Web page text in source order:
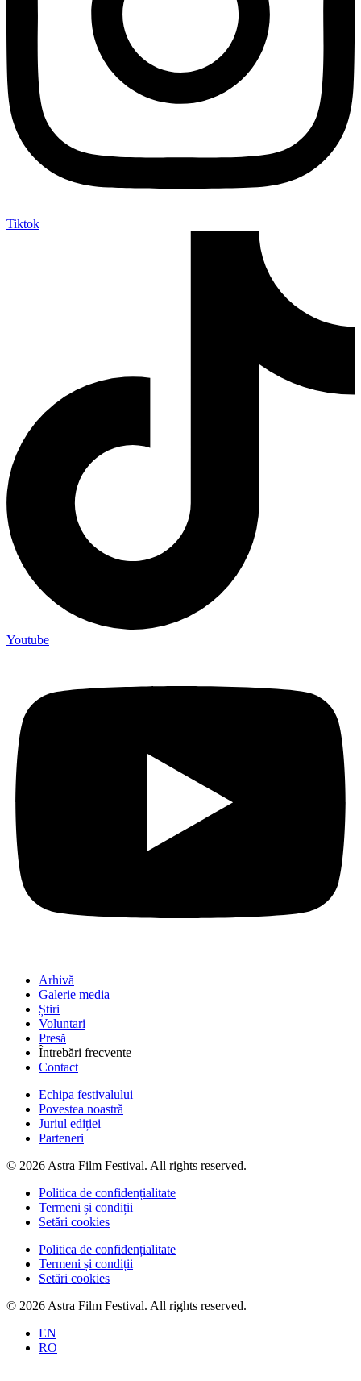
Tiktok
Youtube
Arhivă
Galerie media
Știri
Voluntari
Presă
Întrebări frecvente
Contact
Echipa festivalului
Povestea noastră
Juriul ediției
Parteneri
© 2026 Astra Film Festival. All rights reserved.
Politica de confidențialitate
Termeni și condiții
Setări cookies
Politica de confidențialitate
Termeni și condiții
Setări cookies
© 2026 Astra Film Festival. All rights reserved.
EN
RO